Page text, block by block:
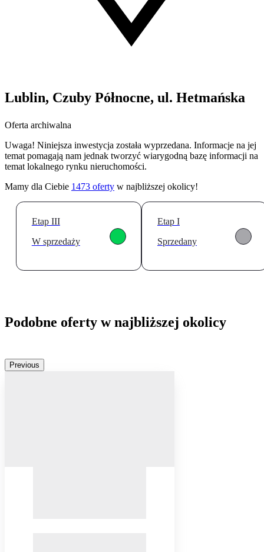
Lublin, Czuby Północne, ul. Hetmańska
Oferta archiwalna
Uwaga! Niniejsza inwestycja została wyprzedana. Informacje na jej
temat pomagają nam jednak tworzyć wiarygodną bazę informacji na
temat lokalnego rynku nieruchomości.
Mamy dla Ciebie 1473 oferty w najbliższej okolicy!
Etap III
W sprzedaży
Etap I
Sprzedany
Podobne oferty w najbliższej okolicy
Previous